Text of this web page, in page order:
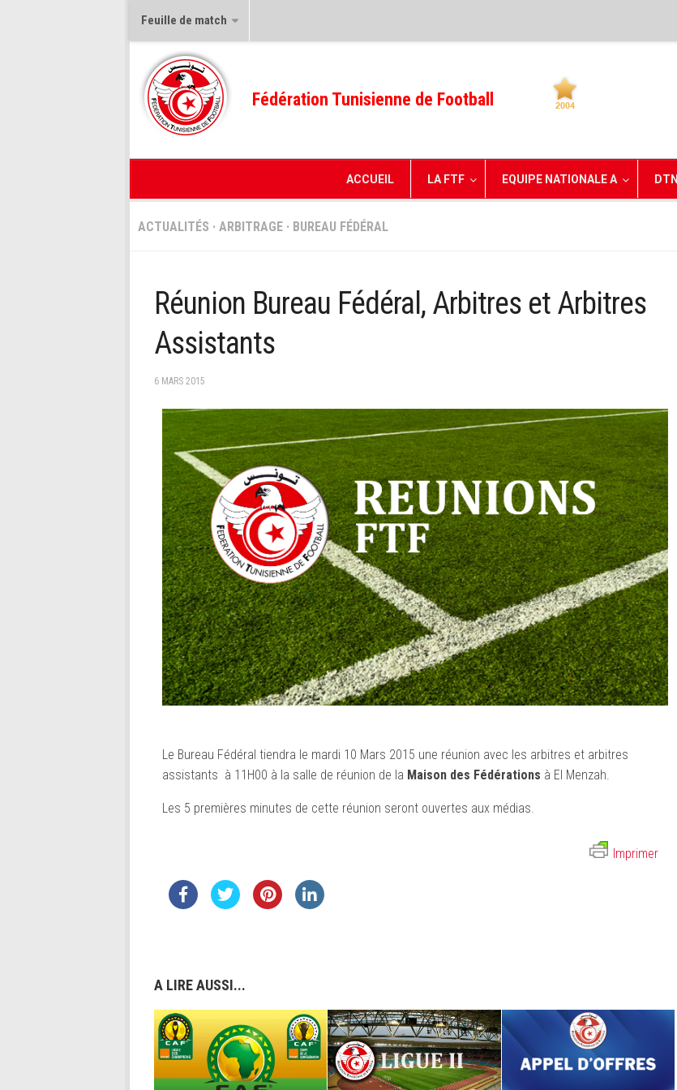
Feuille de match
Fédération Tunisienne de Football
ACCUEIL LA FTF EQUIPE NATIONALE A DTN
ACTUALITÉS · ARBITRAGE · BUREAU FÉDÉRAL
Réunion Bureau Fédéral, Arbitres et Arbitres
Assistants
6 MARS 2015
Le Bureau Fédéral tiendra le mardi 10 Mars 2015 une réunion avec les arbitres et arbitres
assistants à 11H00 à la salle de réunion de la Maison des Fédérations à El Menzah.
Les 5 premières minutes de cette réunion seront ouvertes aux médias.
Imprimer
A LIRE AUSSI...